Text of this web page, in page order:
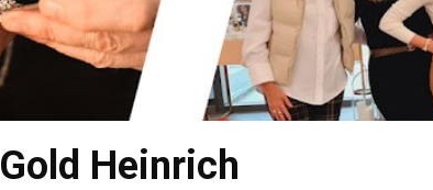
Gold Heinrich